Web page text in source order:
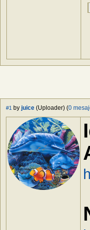
#1 by juice (Uploader) (0